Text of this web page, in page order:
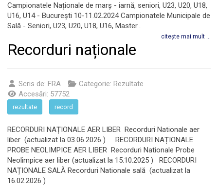
Campionatele Naționale de marș - iarnă, seniori, U23, U20, U18,
U16, U14 - București 10-11.02.2024 Campionatele Municipale de
Sală - Seniori, U23, U20, U18, U16, Master...
citește mai mult ...
Recorduri naționale
Scris de: FRA Categorie: Rezultate
Accesări: 57752
rezultate record
RECORDURI NAȚIONALE AER LIBER Recorduri Nationale aer
liber (actualizat la 03.06.2026 ) RECORDURI NAȚIONALE
PROBE NEOLIMPICE AER LIBER Recorduri Nationale Probe
Neolimpice aer liber (actualizat la 15.10.2025 ) RECORDURI
NAȚIONALE SALĂ Recorduri Nationale sală (actualizat la
16.02.2026 )